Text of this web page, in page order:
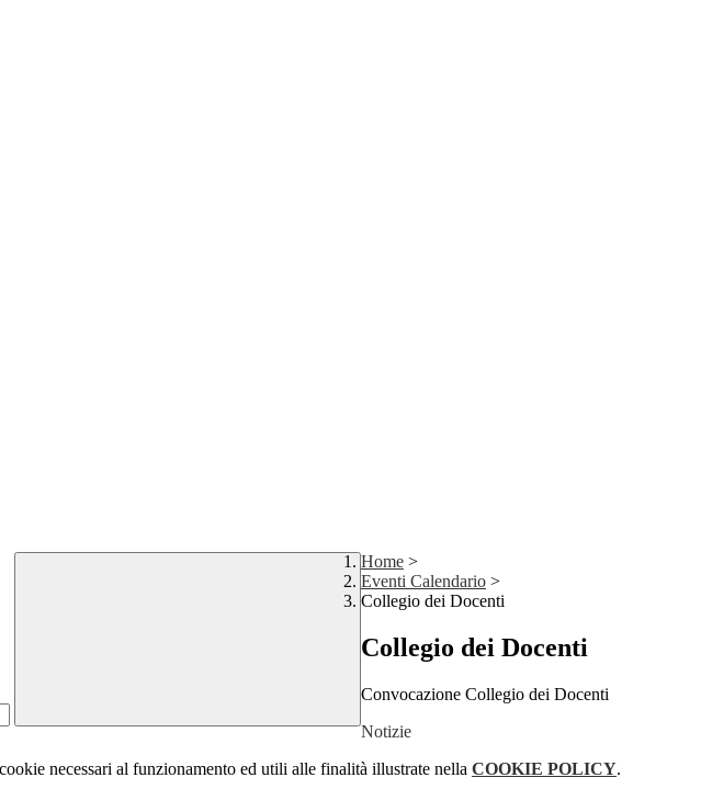
Home >
Eventi Calendario >
Collegio dei Docenti
Collegio dei Docenti
Convocazione Collegio dei Docenti
Notizie
necessari al funzionamento ed utili alle finalità illustrate nella COOKIE POLICY.